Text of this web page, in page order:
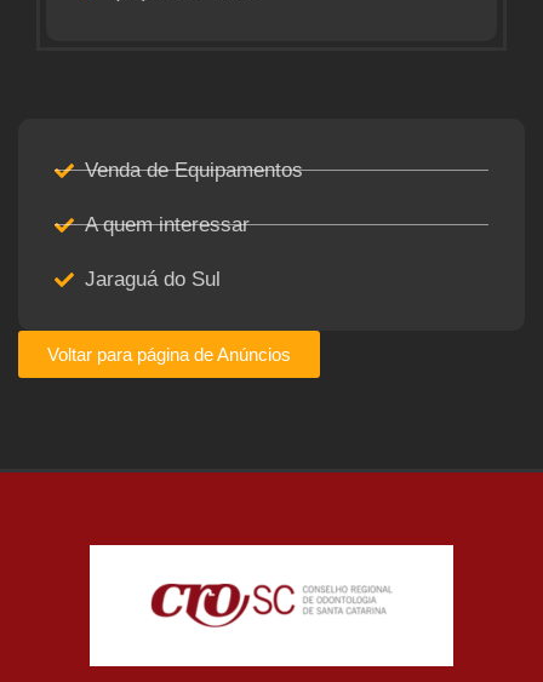
Venda de Equipamentos
A quem interessar
Jaraguá do Sul
Voltar para página de Anúncios